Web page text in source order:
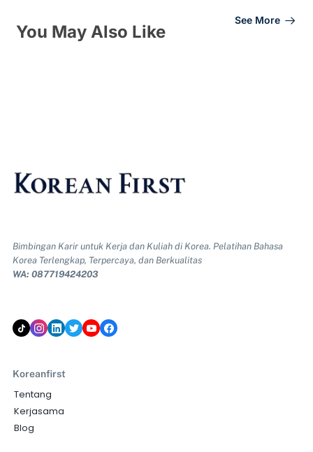
You May Also Like
See More
Bimbingan Karir untuk Kerja dan Kuliah di Korea. Pelatihan Bahasa
Korea Terlengkap, Terpercaya, dan Berkualitas
WA: 087719424203
Koreanfirst
Tentang
Kerjasama
Blog